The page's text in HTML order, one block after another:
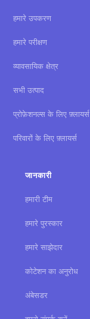
हमारे उपकरण
हमारे परीक्षण
व्यावसायिक क्षेत्र
सभी उत्पाद
प्रोफ़ेशनल्स के लिए फ़्लायर्स
परिवारों के लिए फ़्लायर्स
जानकारी
हमारी टीम
हमारे पुरस्कार
हमारे साझेदार
कोटेशन का अनुरोध
अंबेसडर